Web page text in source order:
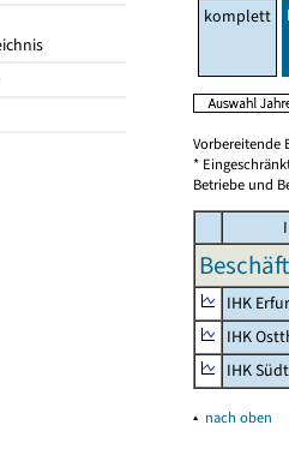
komplett
Vorbereitende
*
Betriebe und
IHK
IHK
IHK
▴ nach oben